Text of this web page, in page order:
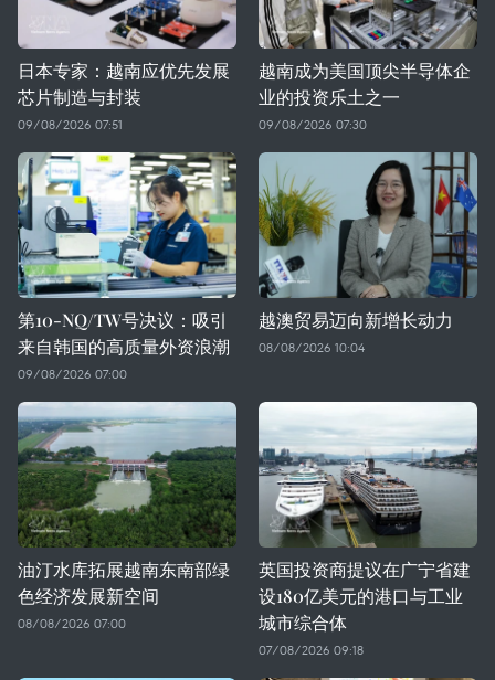
日本专家：越南应优先发展
芯片制造与封装
09/08/2026 07:51
越南成为美国顶尖半导体企
业的投资乐土之一
09/08/2026 07:30
第10-NQ/TW号决议：吸引
来自韩国的高质量外资浪潮
09/08/2026 07:00
越澳贸易迈向新增长动力
08/08/2026 10:04
油汀水库拓展越南东南部绿
色经济发展新空间
08/08/2026 07:00
英国投资商提议在广宁省建
设180亿美元的港口与工业
城市综合体
07/08/2026 09:18